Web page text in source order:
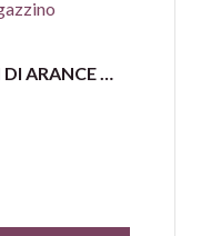
AMARO WASHINGTON DI ARANCE ED ERBE AMARICANTI DI VECCHIO MAGAZZINO DOGANALE